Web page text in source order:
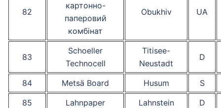
82
картонно-
паперовий
комбінат
Obukhiv UA
83
Schoeller
Technocell
Titisee-
Neustadt
D
84 Metsä Board Husum
S
85
Lahnpaper Lahnstein D